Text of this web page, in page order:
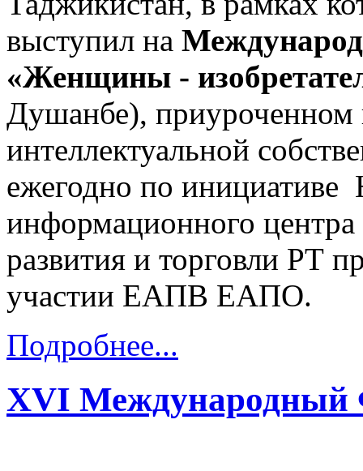
выступил на
«Женщины -
Душанбе),
интеллектуальной
ежегодно по инициативе
информационного
развития и торговли РТ
участии ЕАПВ ЕАПО.
Подробнее...
XVI